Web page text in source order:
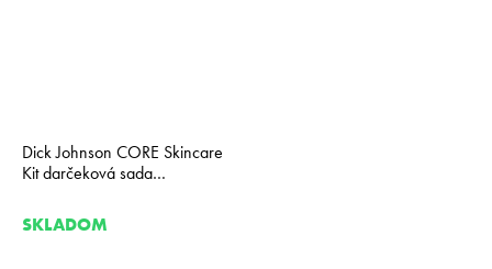
Dick Johnson CORE Skincare
Kit darčeková sada
SKLADOM